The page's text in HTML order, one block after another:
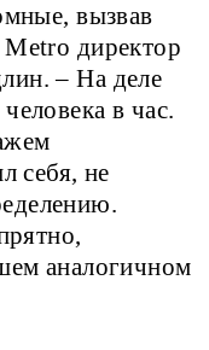
вызвав
директор
– На деле
в час.
себя, не
аналогичном